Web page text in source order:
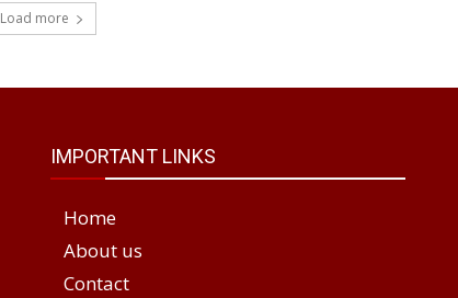
Load more
IMPORTANT LINKS
Home
About us
Contact